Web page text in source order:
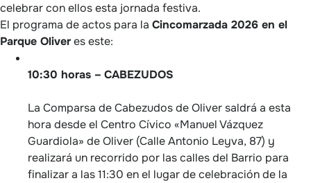
celebrar con ellos esta jornada festiva.
El programa de actos para la Cincomarzada 2026 en el
Parque Oliveres este:
10:30 horas – CABEZUDOS
La Comparsa de Cabezudos de Oliver saldrá a esta
hora desde el Centro Cívico «Manuel Vázquez
Guardiola» de Oliver (Calle Antonio Leyva, 87) y
realizará un recorrido por las calles del Barrio para
finalizar a las 11:30 en el lugar de celebración de la